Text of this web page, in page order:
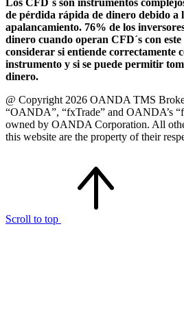
Los CFD´s son instrumentos
de pérdida rápida de dinero debido a
apalancamiento. 76% de los
dinero cuando operan CFD´s con
considerar si entiende correctamente
instrumento y si se puede permitir
dinero.
@ Copyright 2026 OANDA TMS
“OANDA”, “fxTrade” and OANDA’s
owned by OANDA Corporation. All
this website are the property of their
Scroll to top